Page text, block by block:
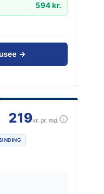
594 kr.
→
219kr. pr. md. i